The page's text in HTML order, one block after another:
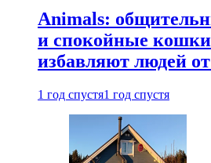
Animals:
и спокойные
избавляют людей от
1 год спустя1 год спустя